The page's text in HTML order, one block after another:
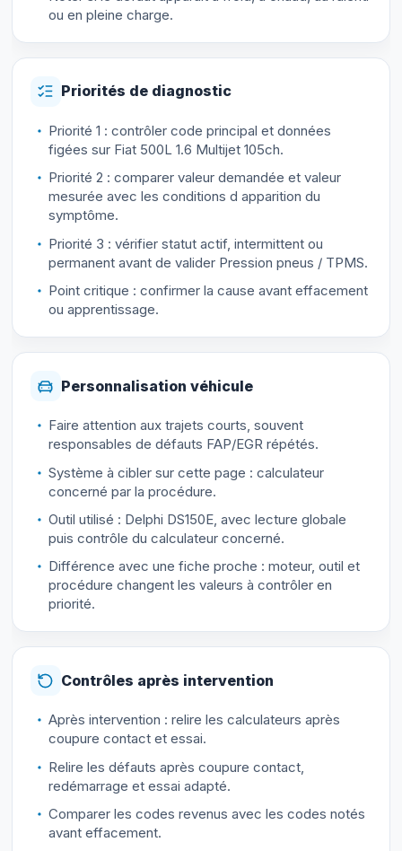
ou en pleine charge.
Priorités de diagnostic
Priorité 1 : contrôler code principal et données
figées sur Fiat 500L 1.6 Multijet 105ch.
Priorité 2 : comparer valeur demandée et valeur
mesurée avec les conditions d apparition du
symptôme.
Priorité 3 : vérifier statut actif, intermittent ou
permanent avant de valider Pression pneus / TPMS.
Point critique : confirmer la cause avant effacement
ou apprentissage.
Personnalisation véhicule
Faire attention aux trajets courts, souvent
responsables de défauts FAP/EGR répétés.
Système à cibler sur cette page : calculateur
concerné par la procédure.
Outil utilisé : Delphi DS150E, avec lecture globale
puis contrôle du calculateur concerné.
Différence avec une fiche proche : moteur, outil et
procédure changent les valeurs à contrôler en
priorité.
Contrôles après intervention
Après intervention : relire les calculateurs après
coupure contact et essai.
Relire les défauts après coupure contact,
redémarrage et essai adapté.
Comparer les codes revenus avec les codes notés
avant effacement.